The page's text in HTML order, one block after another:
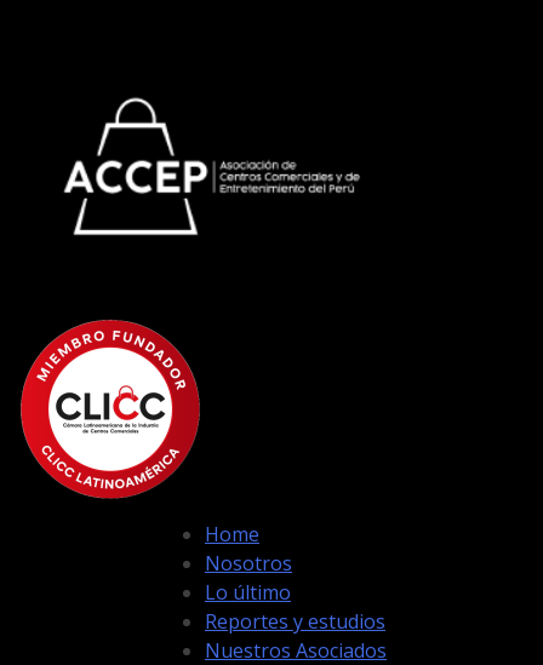
Home
Nosotros
Lo último
Reportes y estudios
Nuestros Asociados